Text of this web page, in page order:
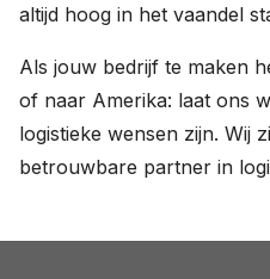
altijd hoog in het vaandel
Als jouw bedrijf te maken
of naar Amerika: laat ons
logistieke wensen zijn. Wij
betrouwbare partner in